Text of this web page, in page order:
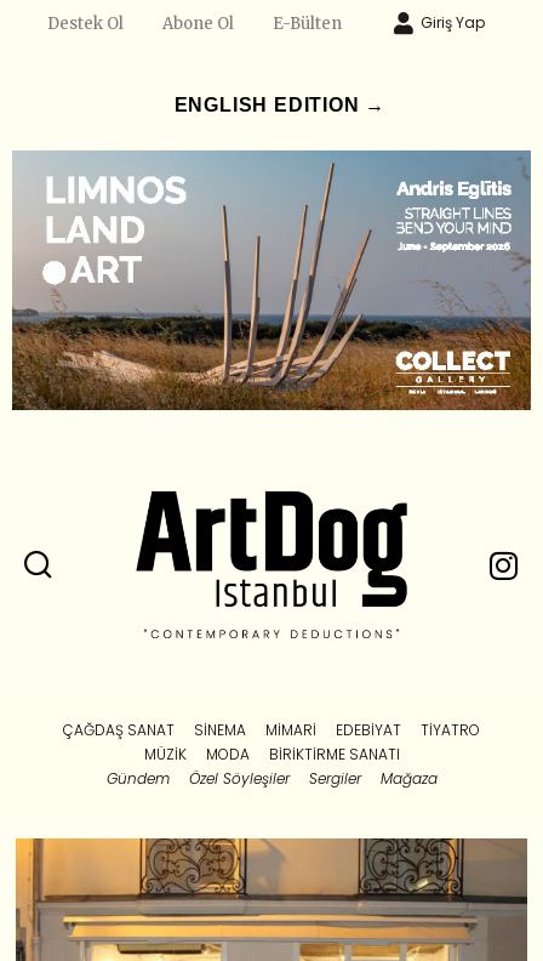
Destek Ol Abone Ol E-Bülten Giriş Yap
ENGLISH EDITION →
ÇAĞDAŞ SANAT SINEMA MIMARI EDEBIYAT
TIYATRO
MÜZIK
MODA
BIRIKTIRME SANATI
Gündem
Özel Söyleşiler Sergiler Mağaza